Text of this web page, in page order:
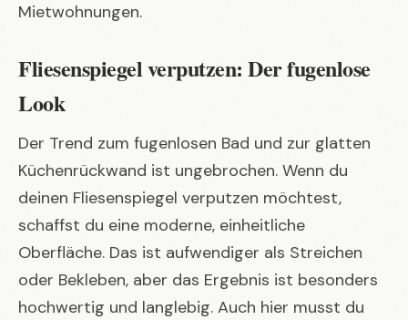
Mietwohnungen.
Fliesenspiegel verputzen: Der fugenlose
Look
Der Trend zum fugenlosen Bad und zur glatten
Küchenrückwand ist ungebrochen. Wenn du
deinen Fliesenspiegel verputzen möchtest,
schaffst du eine moderne, einheitliche
Oberfläche. Das ist aufwendiger als Streichen
oder Bekleben, aber das Ergebnis ist besonders
hochwertig und langlebig. Auch hier musst du